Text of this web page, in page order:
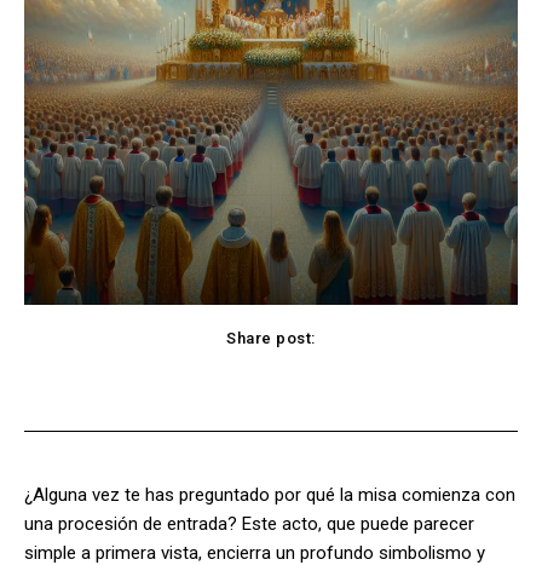
Share post:
¿Alguna vez te has preguntado por qué la misa comienza con
una procesión de entrada? Este acto, que puede parecer
simple a primera vista, encierra un profundo simbolismo y